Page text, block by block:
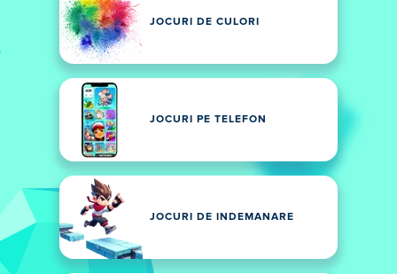
JOCURI DE CULORI
JOCURI PE TELEFON
JOCURI DE INDEMANARE